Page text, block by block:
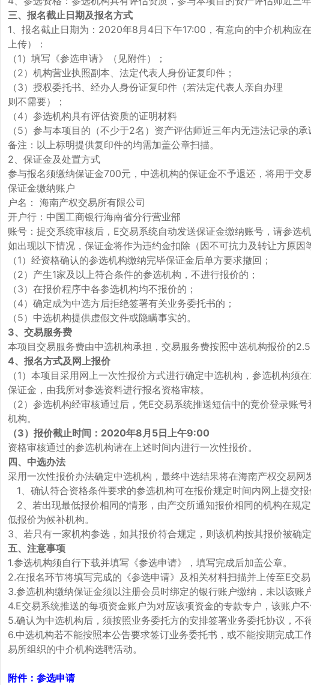
三、报名截止日期及报名方式
1、报名截止日期为：2020年8月4日下午17:00，有意向的中介机构应
上传）：
（1）填写《参选申请》（见附件）；
（2）机构营业执照副本、法定代表人身份证复印件；
（3）授权委托书、经办人身份证复印件（若法定代表人亲自办理
则不需要）；
（4）参选机构具有评估资质的证明材料
（5）参与本项目的（不少于2名）资产评估师近三年内无违法记录的承
备注：以上标明提供复印件的均需加盖公章扫描。
2、保证金及处置方式
参与报名须缴纳保证金700元，中选机构的保证金不予退还，将用于交
保证金缴纳账户
户名： 海南产权交易所有限公司
开户行：中国工商银行海南省分行营业部
账号：提交系统审核后，E交易系统自动发送保证金缴纳账号，请参选
如出现以下情况，保证金将作为违约金扣除（因不可抗力及转让方原因
（1）经资格确认的参选机构缴纳完毕保证金后单方要求撤回；
（2）产生1家及以上符合条件的参选机构，不进行报价的；
（3）在报价程序中各参选机构均不报价的；
（4）确定成为中选方后拒绝签署有关业务委托书的；
（5）中选机构提供虚假文件或隐瞒事实的。
3、交易服务费
本项目交易服务费由中选机构承担，交易服务费按照中选机构报价的
4、报名方式及网上报价
（1）本项目采用网上一次性报价方式进行确定中选机构，参选机构
保证金，由我所对参选资料进行报名资格审核。
（2）参选机构经审核通过后，凭E交易系统推送短信中的竞价登录
机构。
（3）报价截止时间：2020年8月5日上午9:00
资格审核通过的参选机构请在上述时间内进行一次性报价。
四、中选办法
采用一次性报价办法确定中选机构，最终中选结果将在海南产权交易网
1、确认符合资格条件要求的参选机构可在报价规定时间内网上提交
2、若出现最低报价相同的情形，由产交所通知报价相同的机构在规
低报价为候补机构。
3、若只有一家机构参选，如其报价符合规定，则该机构按其报价被确定
五、注意事项
1.参选机构须自行下载并填写《参选申请》，填写完成后加盖公章。
2.在报名环节将填写完成的《参选申请》及相关材料扫描并上传至E交
3.参选机构缴纳保证金须以注册会员时绑定的银行账户缴纳，未以该账
4.E交易系统推送的每项资金账户为对应该项资金的专款专户，该账户
5.确认为中选机构后，须按照业务委托方的安排签署业务委托协议，不
6.中选机构若不能按照本公告要求签订业务委托书，或不能按期完成
易所组织的中介机构选聘活动。
附件：参选申请